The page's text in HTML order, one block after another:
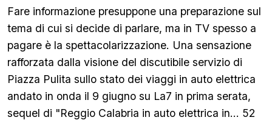
Fare informazione presuppone una preparazione sul
tema di cui si decide di parlare, ma in TV spesso a
pagare è la spettacolarizzazione. Una sensazione
rafforzata dalla visione del discutibile servizio di
Piazza Pulita sullo stato dei viaggi in auto elettrica
andato in onda il 9 giugno su La7 in prima serata,
sequel di "Reggio Calabria in auto elettrica in… 52